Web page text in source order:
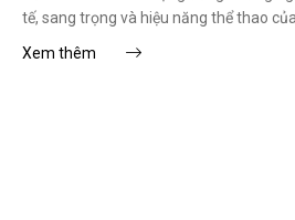
tế, sang trọng và hiệu năng thể thao
Xem thêm